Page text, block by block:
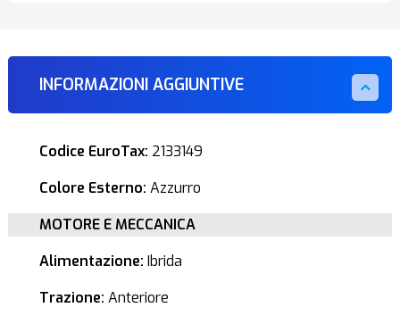
INFORMAZIONI AGGIUNTIVE
Codice EuroTax: 2133149
Colore Esterno: Azzurro
MOTORE E MECCANICA
Alimentazione: Ibrida
Trazione: Anteriore